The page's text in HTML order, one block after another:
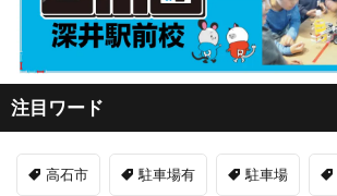
注目ワード
高石市 駐車場有 駐車場